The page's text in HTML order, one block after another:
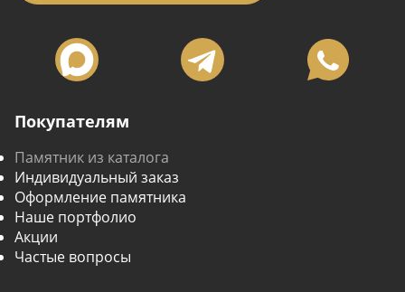
Покупателям
Памятник из каталога
Индивидуальный заказ
Оформление памятника
Наше портфолио
Акции
Частые вопросы